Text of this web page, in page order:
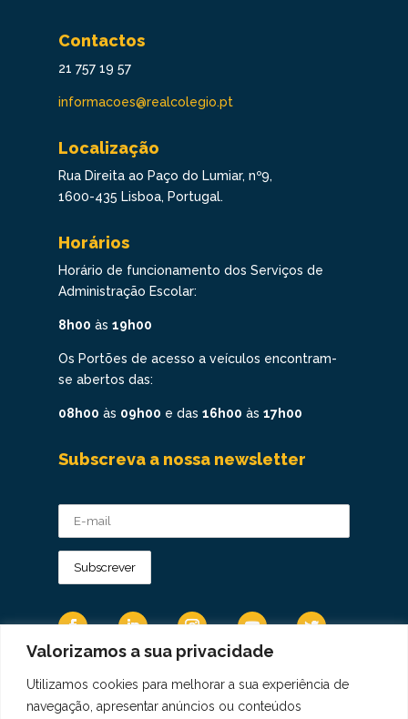
Valorizamos a sua privacidade
Utilizamos cookies para melhorar a sua experiência de
navegação, apresentar anúncios ou conteúdos
Contactos
21 757 19 57
informacoes@realcolegio.pt
Localização
Rua Direita ao Paço do Lumiar, nº9,
1600-435 Lisboa, Portugal.
Horários
Horário de funcionamento dos Serviços de
Administração Escolar:
8h00 às 19h00
Os Portões de acesso a veículos encontram-
se abertos das:
08h00 às 09h00 e das 16h00 às 17h00
Subscreva a nossa newsletter
Os Dados Pessoais são tratados de acordo
com a Diretiva 95/46/CE do Regulamento